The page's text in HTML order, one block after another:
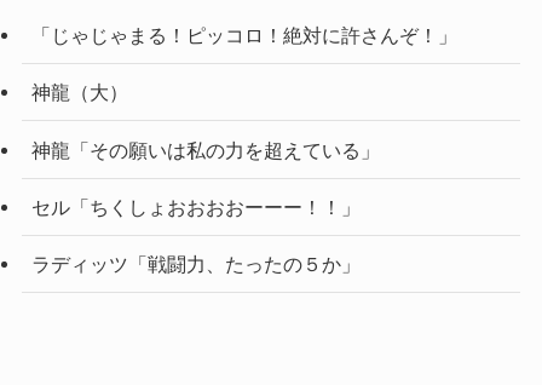
「じゃじゃまる！ピッコロ！絶対に許さんぞ！」
神龍（大）
神龍「その願いは私の力を超えている」
セル「ちくしょおおおおーーー！！」
ラディッツ「戦闘力、たったの５か」